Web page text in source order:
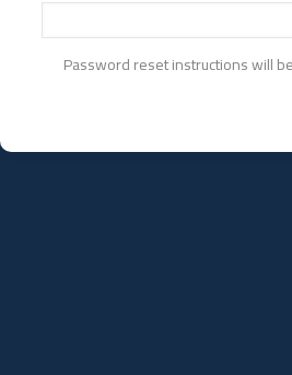
Password reset instructions will